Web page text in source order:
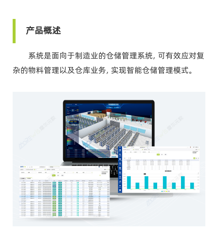
产品概述
系统是面向于制造业的仓储管理系统，可有效应对复
杂的物料管理以及仓库业务，实现智能仓储管理模式。